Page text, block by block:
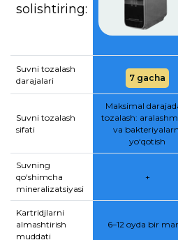
solishtiring:
Suvni tozalash
darajalari
7 gacha
Suvni tozalash
sifati
Maksimal
tozalash:
va
yo‘qotish
Suvning
qo‘shimcha
mineralizatsiyasi
+
Kartridjlarni
almashtirish
muddati
6–12 oyda bir